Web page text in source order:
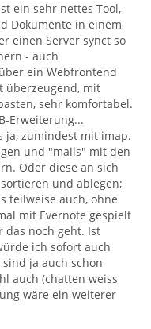
ein sehr nettes Tool,
Dokumente in einem
einen Server synct so
- auch
ein Webfrontend
überzeugend, mit
sehr komfortabel.
Erweiterung...
ja, zumindest mit imap.
und "mails" mit den
Oder diese an sich
und ablegen;
teilweise auch, ohne
mit Evernote gespielt
das noch geht. Ist
ich sofort auch
ja auch schon
auch (chatten weiss
wäre ein weiterer